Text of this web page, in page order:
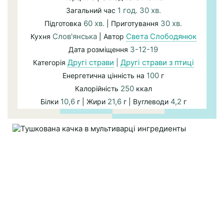
Загальний час 1 год. 30 хв.
Підготовка 60 хв. | Приготування 30 хв.
Кухня Слов'янська| Автор Света Слободянюк
Дата розміщення 3-12-19
Категорія Другі страви Другі страви з птиці
Енергетична цінність на 100 г
Калорійність 250ккал
Білки 10,6г | Жири 21,6г | Вуглеводи 4,2 г